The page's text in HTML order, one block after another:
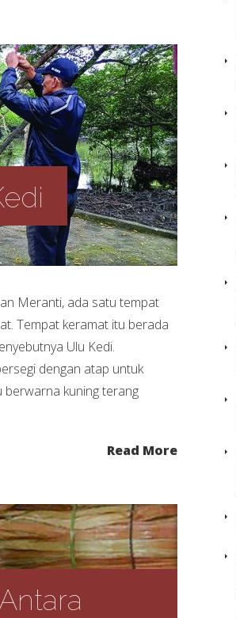
Meranti, ada satu tempat
Tempat keramat itu berada
Ulu Kedi.
dengan atap untuk
berwarna kuning terang
Read More